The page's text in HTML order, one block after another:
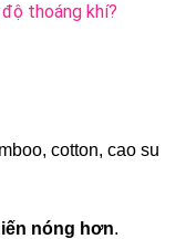
thoáng khí?
cotton, cao su
nóng hơn.